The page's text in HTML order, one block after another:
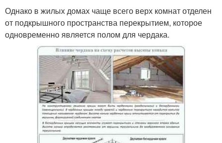
Однако в жилых домах чаще всего верх комнат отделен
от подкрышного пространства перекрытием, которое
одновременно является полом для чердака.